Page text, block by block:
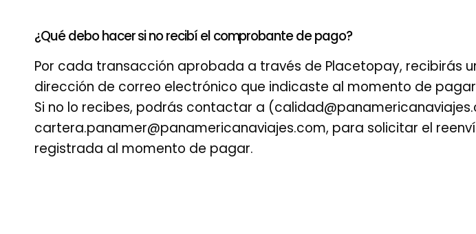
¿Qué debo hacer si no recibí el comprobante de pago?
Por cada transacción aprobada a través de Placetopay, recibirás
dirección de correo electrónico que indicaste al momento de
Si no lo recibes, podrás contactar a
cartera.panamer@panamericanaviajes.com, para solicitar el
registrada al momento de pagar.